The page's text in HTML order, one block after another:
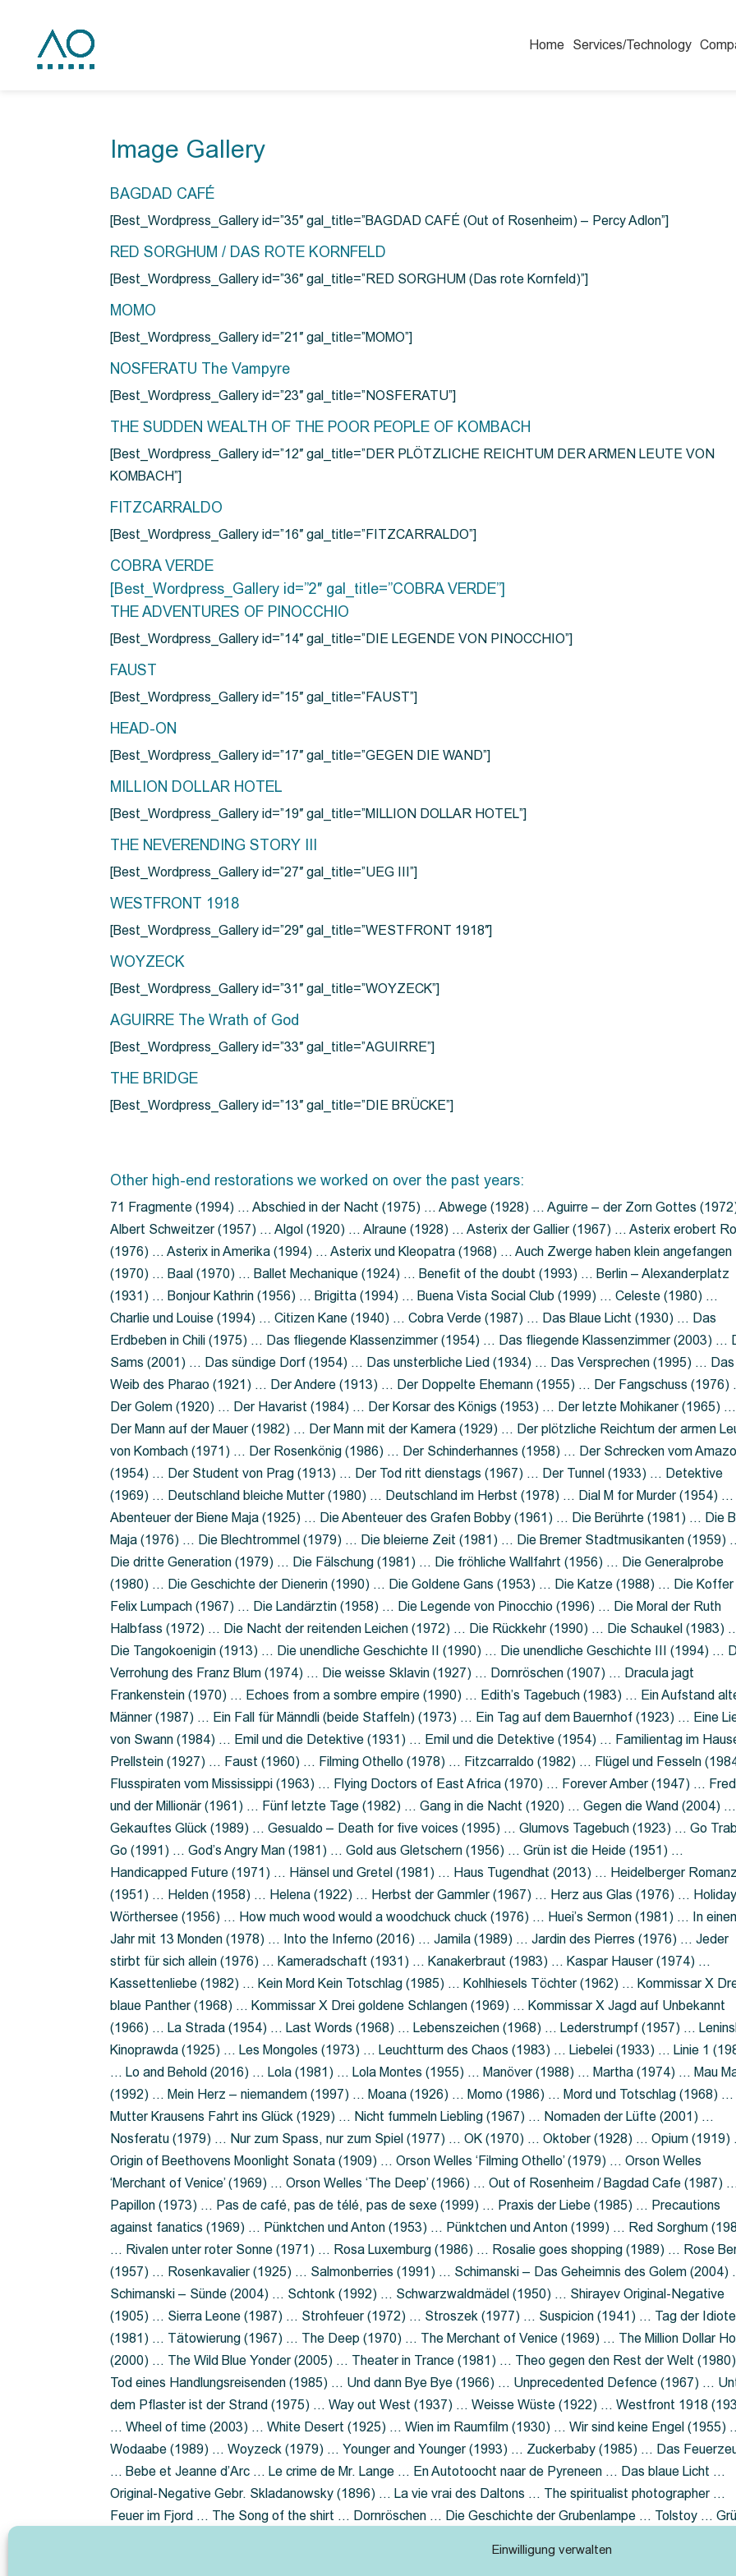
Einwilligung verwalten
Home Services/Technology
Image Gallery
BAGDAD CAFÉ
[Best_Wordpress_Gallery id=”35″ gal_title=”BAGDAD CAFÉ (Out of Rosenheim) – Percy Adlon”]
RED SORGHUM / DAS ROTE KORNFELD
[Best_Wordpress_Gallery id=”36″ gal_title=”RED SORGHUM (Das rote Kornfeld)”]
MOMO
[Best_Wordpress_Gallery id=”21″ gal_title=”MOMO”]
NOSFERATU The Vampyre
[Best_Wordpress_Gallery id=”23″ gal_title=”NOSFERATU”]
THE SUDDEN WEALTH OF THE POOR PEOPLE OF KOMBACH
[Best_Wordpress_Gallery id=”12″ gal_title=”DER PLÖTZLICHE REICHTUM DER ARMEN LEUTE VON
KOMBACH”]
FITZCARRALDO
[Best_Wordpress_Gallery id=”16″ gal_title=”FITZCARRALDO”]
COBRA VERDE
[Best_Wordpress_Gallery id=”2″ gal_title=”COBRA VERDE”]
THE ADVENTURES OF PINOCCHIO
[Best_Wordpress_Gallery id=”14″ gal_title=”DIE LEGENDE VON PINOCCHIO”]
FAUST
[Best_Wordpress_Gallery id=”15″ gal_title=”FAUST”]
HEAD-ON
[Best_Wordpress_Gallery id=”17″ gal_title=”GEGEN DIE WAND”]
MILLION DOLLAR HOTEL
[Best_Wordpress_Gallery id=”19″ gal_title=”MILLION DOLLAR HOTEL”]
THE NEVERENDING STORY III
[Best_Wordpress_Gallery id=”27″ gal_title=”UEG III”]
WESTFRONT 1918
[Best_Wordpress_Gallery id=”29″ gal_title=”WESTFRONT 1918″]
WOYZECK
[Best_Wordpress_Gallery id=”31″ gal_title=”WOYZECK”]
AGUIRRE The Wrath of God
[Best_Wordpress_Gallery id=”33″ gal_title=”AGUIRRE”]
THE BRIDGE
[Best_Wordpress_Gallery id=”13″ gal_title=”DIE BRÜCKE”]
Other high-end restorations we worked on over the past years:
71 Fragmente (1994) … Abschied in der Nacht (1975) … Abwege (1928) … Aguirre – der Zorn Gottes
Albert Schweitzer (1957) … Algol (1920) … Alraune (1928) … Asterix der Gallier (1967) … Asterix erobert
(1976) … Asterix in Amerika (1994) … Asterix und Kleopatra (1968) … Auch Zwerge haben klein angefangen
(1970) … Baal (1970) … Ballet Mechanique (1924) … Benefit of the doubt (1993) … Berlin – Alexanderplatz
(1931) … Bonjour Kathrin (1956) … Brigitta (1994) … Buena Vista Social Club (1999) … Celeste (1980) …
Charlie und Louise (1994) … Citizen Kane (1940) … Cobra Verde (1987) … Das Blaue Licht (1930) … Das
Erdbeben in Chili (1975) … Das fliegende Klassenzimmer (1954) … Das fliegende Klassenzimmer (2003) …
Sams (2001) … Das sündige Dorf (1954) … Das unsterbliche Lied (1934) … Das Versprechen (1995) … Das
Weib des Pharao (1921) … Der Andere (1913) … Der Doppelte Ehemann (1955) … Der Fangschuss (1976)
Der Golem (1920) … Der Havarist (1984) … Der Korsar des Königs (1953) … Der letzte Mohikaner (1965) …
Der Mann auf der Mauer (1982) … Der Mann mit der Kamera (1929) … Der plötzliche Reichtum der armen
von Kombach (1971) … Der Rosenkönig (1986) … Der Schinderhannes (1958) … Der Schrecken vom
(1954) … Der Student von Prag (1913) … Der Tod ritt dienstags (1967) … Der Tunnel (1933) … Detektive
(1969) … Deutschland bleiche Mutter (1980) … Deutschland im Herbst (1978) … Dial M for Murder (1954) …
Abenteuer der Biene Maja (1925) … Die Abenteuer des Grafen Bobby (1961) … Die Berührte (1981) … Die
Maja (1976) … Die Blechtrommel (1979) … Die bleierne Zeit (1981) … Die Bremer Stadtmusikanten (1959)
Die dritte Generation (1979) … Die Fälschung (1981) … Die fröhliche Wallfahrt (1956) … Die Generalprobe
(1980) … Die Geschichte der Dienerin (1990) … Die Goldene Gans (1953) … Die Katze (1988) … Die Koffer
Felix Lumpach (1967) … Die Landärztin (1958) … Die Legende von Pinocchio (1996) … Die Moral der Ruth
Halbfass (1972) … Die Nacht der reitenden Leichen (1972) … Die Rückkehr (1990) … Die Schaukel (1983)
Die Tangokoenigin (1913) … Die unendliche Geschichte II (1990) … Die unendliche Geschichte III (1994) …
Verrohung des Franz Blum (1974) … Die weisse Sklavin (1927) … Dornröschen (1907) … Dracula jagt
Frankenstein (1970) … Echoes from a sombre empire (1990) … Edith’s Tagebuch (1983) … Ein Aufstand
Männer (1987) … Ein Fall für Männdli (beide Staffeln) (1973) … Ein Tag auf dem Bauernhof (1923) … Eine
von Swann (1984) … Emil und die Detektive (1931) … Emil und die Detektive (1954) … Familientag im
Prellstein (1927) … Faust (1960) … Filming Othello (1978) … Fitzcarraldo (1982) … Flügel und Fesseln
Flusspiraten vom Mississippi (1963) … Flying Doctors of East Africa (1970) … Forever Amber (1947) …
und der Millionär (1961) … Fünf letzte Tage (1982) … Gang in die Nacht (1920) … Gegen die Wand (2004) …
Gekauftes Glück (1989) … Gesualdo – Death for five voices (1995) … Glumovs Tagebuch (1923) … Go
Go (1991) … God’s Angry Man (1981) … Gold aus Gletschern (1956) … Grün ist die Heide (1951) …
Handicapped Future (1971) … Hänsel und Gretel (1981) … Haus Tugendhat (2013) … Heidelberger
(1951) … Helden (1958) … Helena (1922) … Herbst der Gammler (1967) … Herz aus Glas (1976) …
Wörthersee (1956) … How much wood would a woodchuck chuck (1976) … Huei’s Sermon (1981) … In
Jahr mit 13 Monden (1978) … Into the Inferno (2016) … Jamila (1989) … Jardin des Pierres (1976) … Jeder
stirbt für sich allein (1976) … Kameradschaft (1931) … Kanakerbraut (1983) … Kaspar Hauser (1974) …
Kassettenliebe (1982) … Kein Mord Kein Totschlag (1985) … Kohlhiesels Töchter (1962) … Kommissar X
blaue Panther (1968) … Kommissar X Drei goldene Schlangen (1969) … Kommissar X Jagd auf Unbekannt
(1966) … La Strada (1954) … Last Words (1968) … Lebenszeichen (1968) … Lederstrumpf (1957) …
Kinoprawda (1925) … Les Mongoles (1973) … Leuchtturm des Chaos (1983) … Liebelei (1933) … Linie 1
… Lo and Behold (2016) … Lola (1981) … Lola Montes (1955) … Manöver (1988) … Martha (1974) … Mau
(1992) … Mein Herz – niemandem (1997) … Moana (1926) … Momo (1986) … Mord und Totschlag (1968) …
Mutter Krausens Fahrt ins Glück (1929) … Nicht fummeln Liebling (1967) … Nomaden der Lüfte (2001) …
Nosferatu (1979) … Nur zum Spass, nur zum Spiel (1977) … OK (1970) … Oktober (1928) … Opium (1919)
Origin of Beethovens Moonlight Sonata (1909) … Orson Welles ‘Filming Othello’ (1979) … Orson Welles
‘Merchant of Venice’ (1969) … Orson Welles ‘The Deep’ (1966) … Out of Rosenheim / Bagdad Cafe (1987) …
Papillon (1973) … Pas de café, pas de télé, pas de sexe (1999) … Praxis der Liebe (1985) … Precautions
against fanatics (1969) … Pünktchen und Anton (1953) … Pünktchen und Anton (1999) … Red Sorghum
… Rivalen unter roter Sonne (1971) … Rosa Luxemburg (1986) … Rosalie goes shopping (1989) … Rose
(1957) … Rosenkavalier (1925) … Salmonberries (1991) … Schimanski – Das Geheimnis des Golem (2004)
Schimanski – Sünde (2004) … Schtonk (1992) … Schwarzwaldmädel (1950) … Shirayev Original-Negative
(1905) … Sierra Leone (1987) … Strohfeuer (1972) … Stroszek (1977) … Suspicion (1941) … Tag der
(1981) … Tätowierung (1967) … The Deep (1970) … The Merchant of Venice (1969) … The Million Dollar
(2000) … The Wild Blue Yonder (2005) … Theater in Trance (1981) … Theo gegen den Rest der Welt
Tod eines Handlungsreisenden (1985) … Und dann Bye Bye (1966) … Unprecedented Defence (1967) …
dem Pflaster ist der Strand (1975) … Way out West (1937) … Weisse Wüste (1922) … Westfront 1918
… Wheel of time (2003) … White Desert (1925) … Wien im Raumfilm (1930) … Wir sind keine Engel (1955)
Wodaabe (1989) … Woyzeck (1979) … Younger and Younger (1993) … Zuckerbaby (1985) … Das
… Bebe et Jeanne d’Arc … Le crime de Mr. Lange … En Autotoocht naar de Pyreneen … Das blaue Licht …
Original-Negative Gebr. Skladanowsky (1896) … La vie vrai des Daltons … The spiritualist photographer …
Feuer im Fjord … The Song of the shirt … Dornröschen … Die Geschichte der Grubenlampe … Tolstoy …